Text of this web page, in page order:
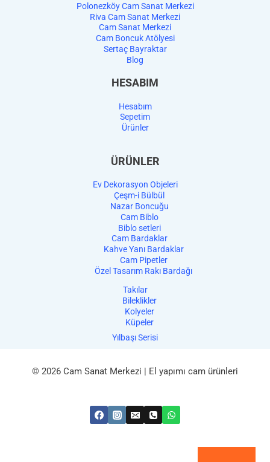
Polonezköy Cam Sanat Merkezi
Riva Cam Sanat Merkezi
Cam Sanat Merkezi
Cam Boncuk Atölyesi
Sertaç Bayraktar
Blog
HESABIM
Hesabım
Sepetim
Ürünler
ÜRÜNLER
Ev Dekorasyon Objeleri
Çeşm-i Bülbül
Nazar Boncuğu
Cam Biblo
Biblo setleri
Cam Bardaklar
Kahve Yanı Bardaklar
Cam Pipetler
Özel Tasarım Rakı Bardağı
Takılar
Bileklikler
Kolyeler
Küpeler
Yılbaşı Serisi
© 2026 Cam Sanat Merkezi | El yapımı cam ürünleri